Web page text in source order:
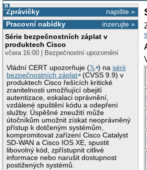
×
napište »
Zprávičky
inzerujte »
Pracovní nabídky
Série bezpečnostních záplat v
produktech Cisco
včera 16:00 | Bezpečnostní upozornění
Vládní CERT upozorňuje (𝕏 ) nasérii
bezpečnostních záplat
(CVSS 9.9) v
produktech Cisco řešících kritické
zranitelnosti umožňující obejití
autentizace, eskalaci oprávnění,
vzdálené spuštění kódu a odepření
služby. Úspěšné zneužití může
útočníkům umožnit získat neoprávněný
přístup k dotčeným systémům,
kompromitovat zařízení Cisco Catalyst
SD-WAN a Cisco IOS XE, spustit
libovolný kód, zpřístupnit citlivé
informace nebo narušit dostupnost
postižených systémů.